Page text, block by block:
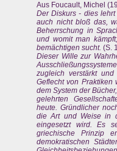
Aus Foucault, Michel
Der Diskurs - dies
auch nicht bloß das,
Beherrschung in
und womit man
bemächtigen sucht. (S.
Dieser Wille zur
zugleich verstärkt
Geflecht von Praktiken
dem System der
gelehrten
heute. Gründlicher
die Art und Weise in
eingesetzt wird. Es
griechische Prinzip
demokratischen